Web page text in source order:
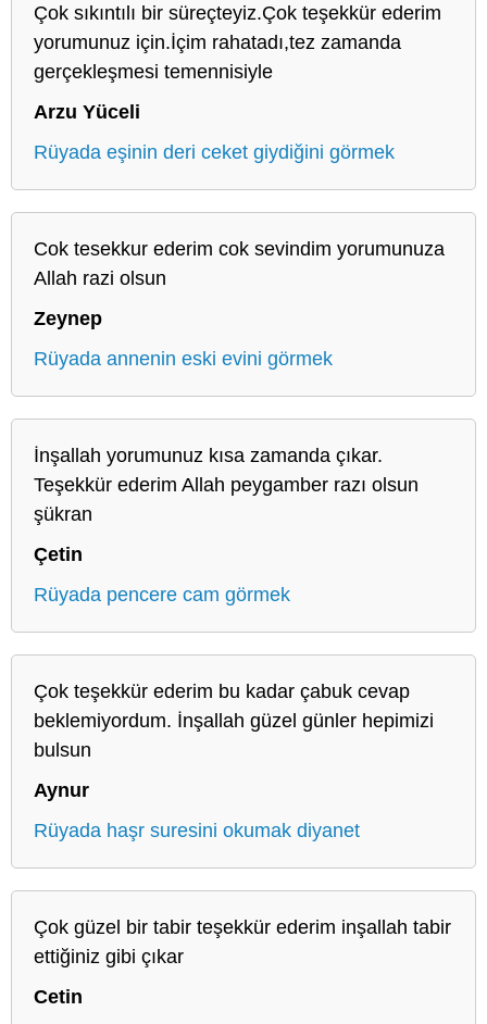
Çok sıkıntılı bir süreçteyiz.Çok teşekkür ederim
yorumunuz için.İçim rahatadı,tez zamanda
gerçekleşmesi temennisiyle
Arzu Yüceli
Rüyada eşinin deri ceket giydiğini görmek
Cok tesekkur ederim cok sevindim yorumunuza
Allah razi olsun
Zeynep
Rüyada annenin eski evini görmek
İnşallah yorumunuz kısa zamanda çıkar.
Teşekkür ederim Allah peygamber razı olsun
şükran
Çetin
Rüyada pencere cam görmek
Çok teşekkür ederim bu kadar çabuk cevap
beklemiyordum. İnşallah güzel günler hepimizi
bulsun
Aynur
Rüyada haşr suresini okumak diyanet
Çok güzel bir tabir teşekkür ederim inşallah tabir
ettiğiniz gibi çıkar
Cetin